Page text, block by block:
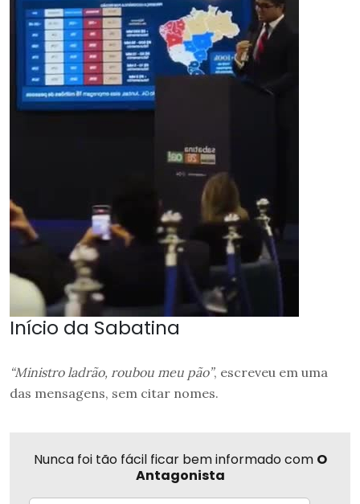
Início da Sabatina
“Ministro ladrão, roubou meu pão”, escreveu em uma
das mensagens, sem citar nomes.
Nunca foi tão fácil ficar bem informado com O
Antagonista